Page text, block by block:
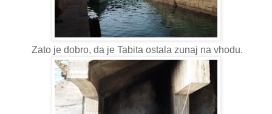
Zato je dobro, da je Tabita ostala zunaj na vhodu.